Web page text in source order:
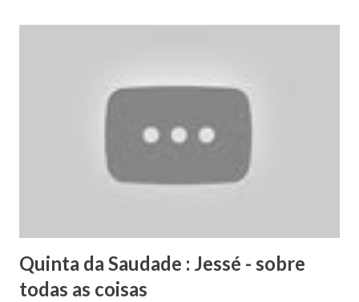
musicais ao longo de sua trajetória em São Paulo amizades
e parcerias com músicos que admirava ainda jovem :
Paulinho Pedra Azul, Murilo Antunes, Toninho Horta. Lá
conheceu também sua esposa e parceira musical : a bela e
fantástica violinista Mariana Ribeiro. Caipirerê tinha os
Quinta da Saudade : Jessé - sobre
todas as coisas